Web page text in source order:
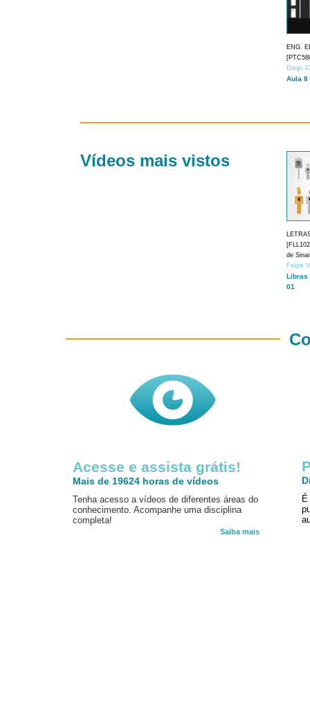
ENG.
Diego
Aula 8
Vídeos mais vistos
de
Felipe
Libras
01
Acesse e assista grátis!
Mais de 19624 horas de vídeos
Tenha acesso a vídeos de diferentes áreas do
conhecimento. Acompanhe uma disciplina
completa!
Saiba mais